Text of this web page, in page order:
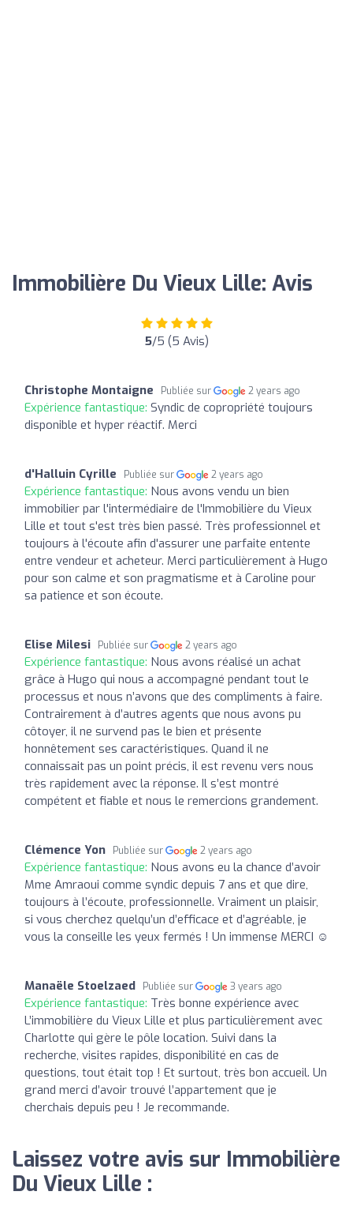
Immobilière Du Vieux Lille: Avis
5/5 (5 Avis)
Christophe Montaigne Publiée sur 2 years ago
Expérience fantastique: Syndic de copropriété toujours
disponible et hyper réactif. Merci
d'Halluin Cyrille Publiée sur 2 years ago
Expérience fantastique: Nous avons vendu un bien
immobilier par l'intermédiaire de l'Immobilière du Vieux
Lille et tout s'est très bien passé. Très professionnel et
toujours à l'écoute afin d'assurer une parfaite entente
entre vendeur et acheteur. Merci particulièrement à Hugo
pour son calme et son pragmatisme et à Caroline pour
sa patience et son écoute.
Elise Milesi Publiée sur 2 years ago
Expérience fantastique: Nous avons réalisé un achat
grâce à Hugo qui nous a accompagné pendant tout le
processus et nous n’avons que des compliments à faire.
Contrairement à d’autres agents que nous avons pu
côtoyer, il ne survend pas le bien et présente
honnêtement ses caractéristiques. Quand il ne
connaissait pas un point précis, il est revenu vers nous
très rapidement avec la réponse. Il s’est montré
compétent et fiable et nous le remercions grandement.
Clémence Yon Publiée sur 2 years ago
Expérience fantastique: Nous avons eu la chance d’avoir
Mme Amraoui comme syndic depuis 7 ans et que dire,
toujours à l’écoute, professionnelle. Vraiment un plaisir,
si vous cherchez quelqu’un d’efficace et d’agréable, je
vous la conseille les yeux fermés ! Un immense MERCI ☺️
Manaële Stoelzaed Publiée sur 3 years ago
Expérience fantastique: Très bonne expérience avec
L’immobilière du Vieux Lille et plus particulièrement avec
Charlotte qui gère le pôle location. Suivi dans la
recherche, visites rapides, disponibilité en cas de
questions, tout était top ! Et surtout, très bon accueil. Un
grand merci d’avoir trouvé l’appartement que je
cherchais depuis peu ! Je recommande.
Laissez votre avis sur Immobilière
Du Vieux Lille :